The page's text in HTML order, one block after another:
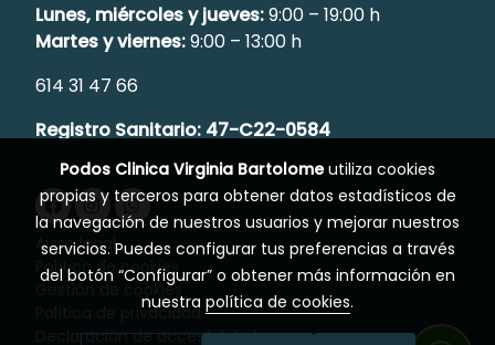
Lunes, miércoles y jueves:9:00 – 19:00 h
Martes y viernes:9:00 – 13:00 h
614 31 47 66
Registro Sanitario: 47-C22-0584
Aviso legal
Política de cookies
Gestión de cookies
Política de privacidad
Declaración de accesibilidad
Podos Clinica Virginia Bartolomeutiliza cookies
propias y terceros para obtener datos estadísticos de
la navegación de nuestros usuarios y mejorar nuestros
servicios. Puedes configurar tus preferencias a través
del botón “Configurar” o obtener más información en
nuestra política de cookies.